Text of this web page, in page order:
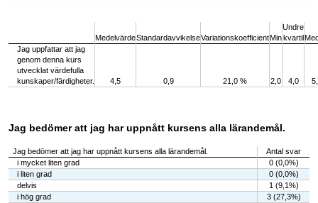
MedelvärdeStandardavvikelseVariationskoefficientMin
Undre
kvartil
Jag uppfattar att jag
genom denna kurs
utvecklat värdefulla
kunskaper/färdigheter.
4,5 0,9 21,0 % 2,0 4,0
Jag bedömer att jag har uppnått kursens alla lärandemål.
Jag bedömer att jag har uppnått kursens alla lärandemål.
Antal svar
i mycket liten grad
0 (0,0%)
i liten grad
0 (0,0%)
delvis
1 (9,1%)
i hög grad
3 (27,3%)